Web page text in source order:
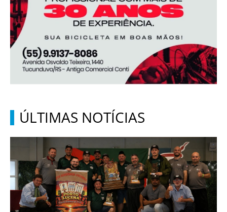
ÚLTIMAS NOTÍCIAS